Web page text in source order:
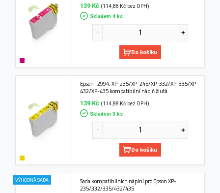
139 Kč (114,88 Kč bez DPH)
Skladem 4 ks
Do košíku
Epson T2994, XP-235/XP-245/XP-332/XP-335/XP-
432/XP-435 kompatibilní náplň žlutá
139 Kč (114,88 Kč bez DPH)
Skladem 3 ks
Do košíku
VÝHODNÁ SADA
Sada kompatibilních náplní pro Epson XP-
235/332/335/432/435